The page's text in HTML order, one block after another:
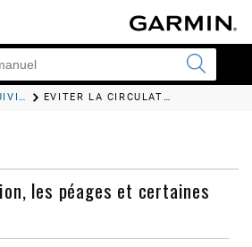
SUIVI D'UN ITINÉRAIRE EVITER LA CIRCULATION, LES PÉAGES ET CERTAINES ZONES
les péages et certaines